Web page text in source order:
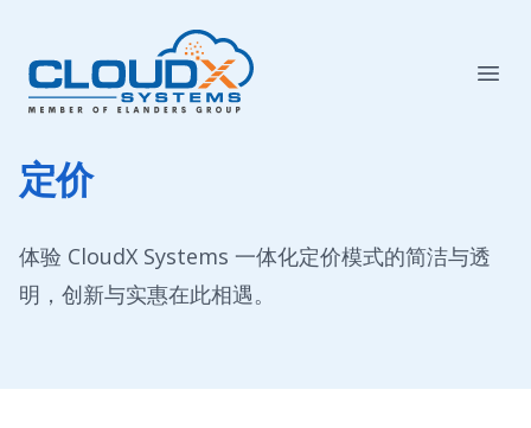
定价
体验 CloudX Systems 一体化定价模式的简洁与透
明，创新与实惠在此相遇。